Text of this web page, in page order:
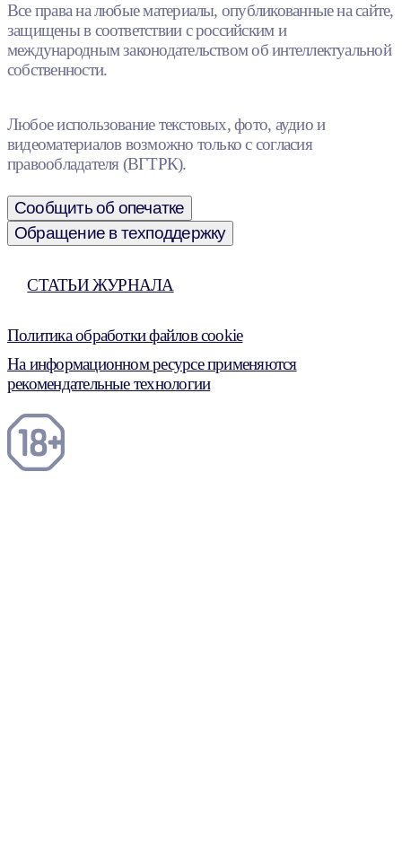
Все права на любые материалы, опубликованные на сайте,
защищены в соответствии с российским и
международным законодательством об интеллектуальной
собственности.
Любое использование текстовых, фото, аудио и
видеоматериалов возможно только с согласия
правообладателя (ВГТРК).
Сообщить об опечатке
Обращение в техподдержку
СТАТЬИ ЖУРНАЛА
Политика обработки файлов cookie
На информационном ресурсе применяются
рекомендательные технологии